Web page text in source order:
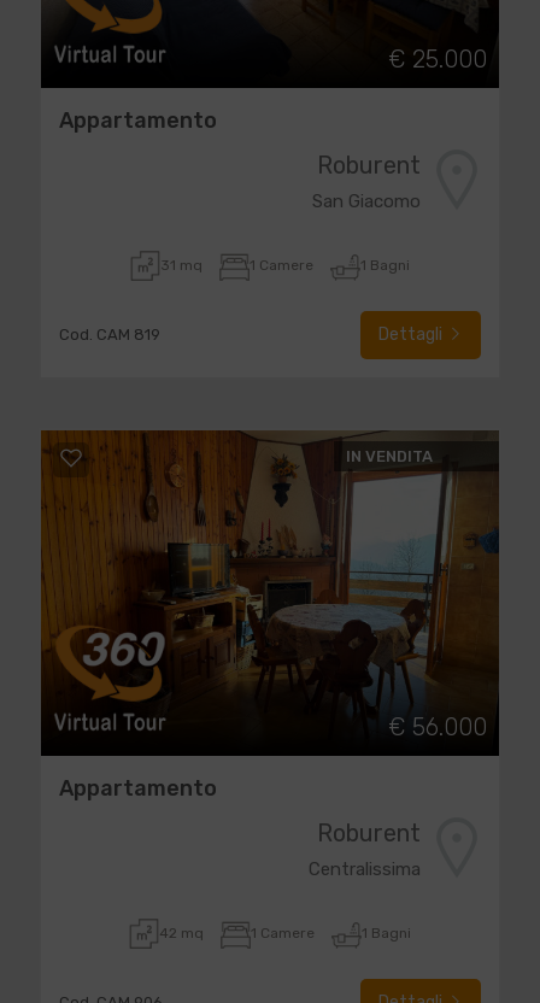
€ 25.000
Appartamento
Roburent
San Giacomo
31 mq 1 Camere 1 Bagni
Cod. CAM 819 Dettagli
IN VENDITA
€ 56.000
Appartamento
Roburent
Centralissima
42 mq 1 Camere 1 Bagni